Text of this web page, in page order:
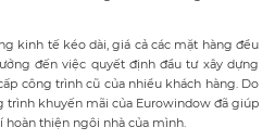
kinh tế kéo dài, giá cả các mặt hàng đều
đến việc quyết định đầu tư xây dựng
công trình cũ của nhiều khách hàng. Do
trình khuyến mãi của Eurowindow đã giúp
thiện ngôi nhà của mình.